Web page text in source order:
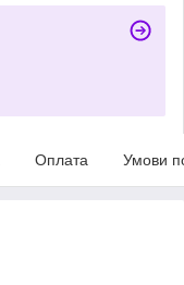
Оплата Умови